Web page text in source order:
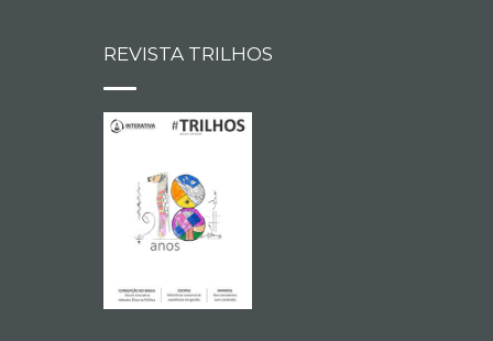
REVISTA TRILHOS